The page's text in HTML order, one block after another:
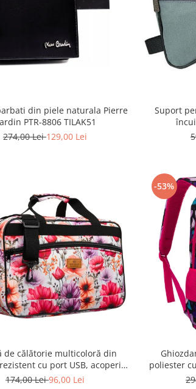
din piele naturala Pierre
PTR-8806 TILAK51
274,00 Lei129,00 Lei
Suport
de călătorie multicoloră din
cu port USB, acoperită
vegetal - Rovicky PTR-R-
174,00 Lei96,00 Lei
-53%
poliester
Peterson